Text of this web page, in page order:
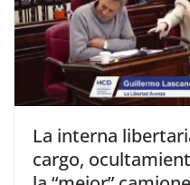
La interna
cargo,